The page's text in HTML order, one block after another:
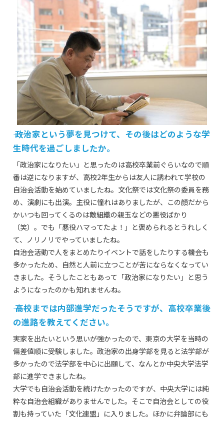
―― 政治家という夢を見つけて、その後はどのような学
生時代を過ごしましたか。
「政治家になりたい」と思ったのは高校卒業前ぐらいなので順
番は逆になりますが、高校2年生からは友人に誘われて学校の
自治会活動を始めていましたね。文化祭では文化祭の委員を務
め、演劇にも出演。主役に憧れはありましたが、この顔だから
かいつも回ってくるのは敵組織の親玉などの悪役ばかり
（笑）。でも「悪役ハマってたよ！」と褒められるとうれしく
て、ノリノリでやっていましたね。
自治会活動で人をまとめたりイベントで話をしたりする機会も
多かったため、自然と人前に立つことが苦にならなくなってい
きました。そうしたこともあって「政治家になりたい」と思う
ようになったのかも知れませんね。
―― 高校までは内部進学だったそうですが、高校卒業後
の進路を教えてください。
実家を出たいという思いが強かったので、東京の大学を当時の
偏差値順に受験しました。政治家の出身学部を見ると法学部が
多かったので法学部を中心に出願して、なんとか中央大学法学
部に進学できましたね。
大学でも自治会活動を続けたかったのですが、中央大学には純
粋な自治会組織がありませんでした。そこで自治会としての役
割も持っていた「文化連盟」に入りました。ほかに弁論部にも